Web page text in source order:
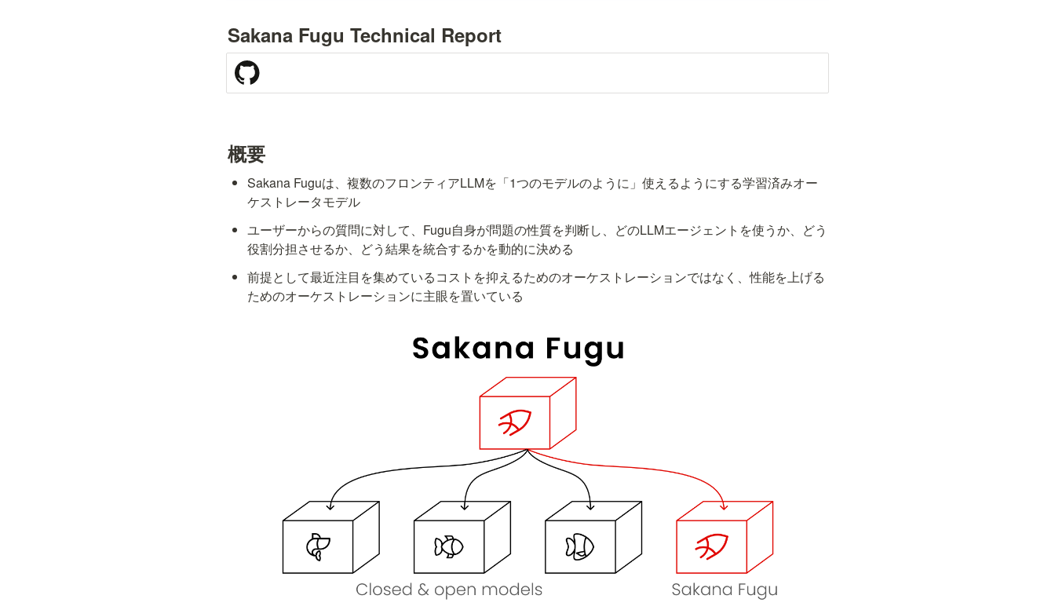
Sakana Fugu Technical Report
概要
Sakana Fuguは、複数のフロンティアLLMを「1つのモデルのように」使えるようにする学習済みオー
ケストレータモデル
ユーザーからの質問に対して、Fugu自身が問題の性質を判断し、どのLLMエージェントを使うか、どう
役割分担させるか、どう結果を統合するかを動的に決める
前提として最近注目を集めているコストを抑えるためのオーケストレーションではなく、性能を上げる
ためのオーケストレーションに主眼を置いている